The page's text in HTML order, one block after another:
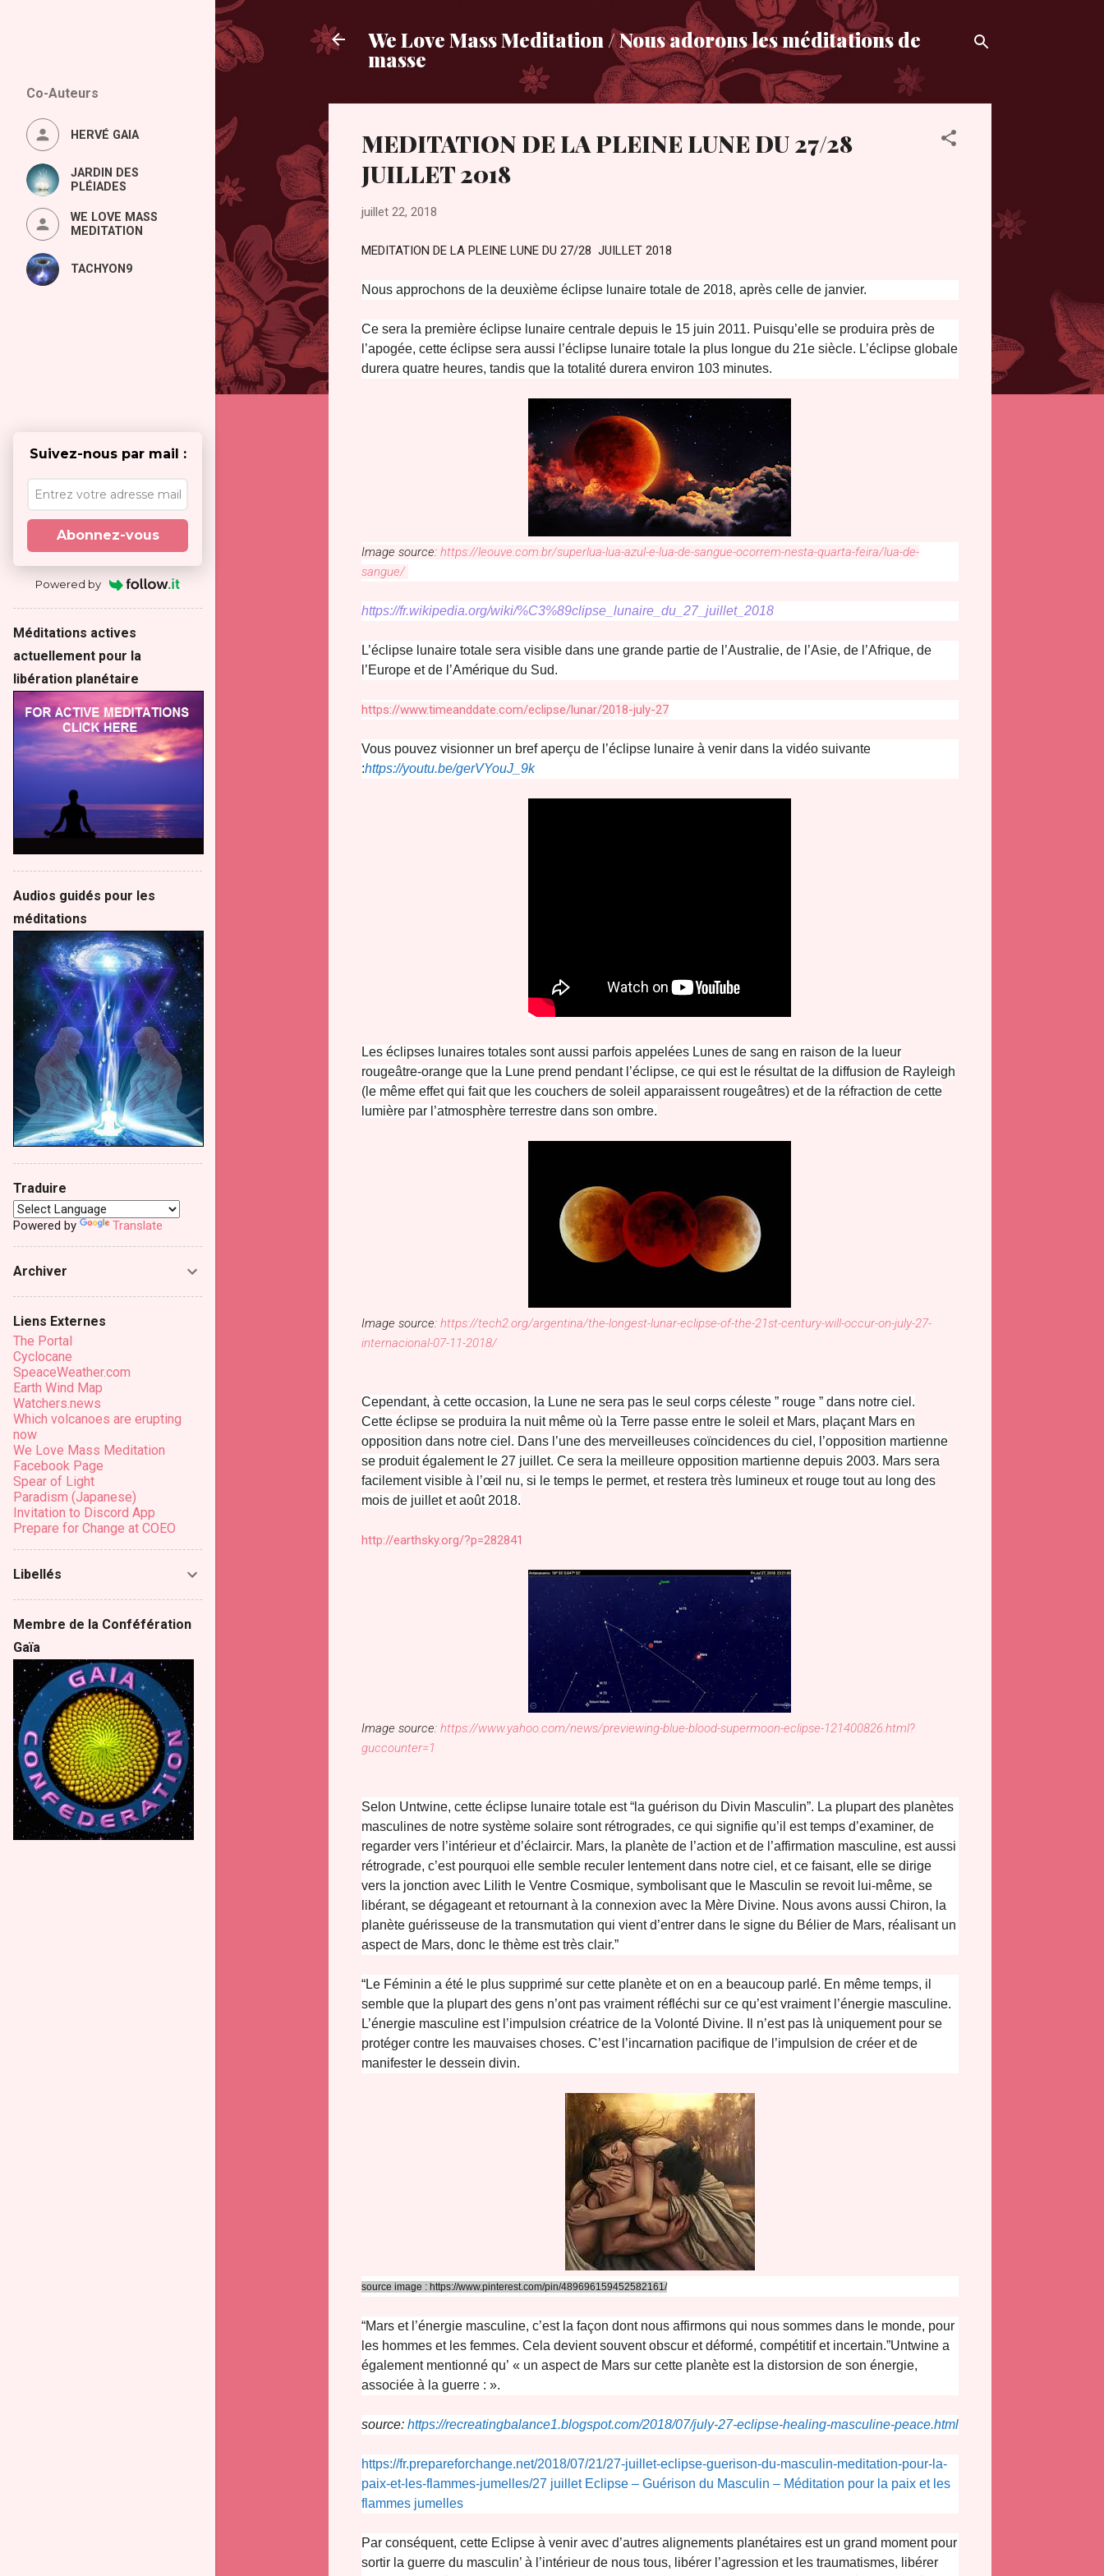
We Love Mass Meditation / Nous adorons les méditations de
masse
MEDITATION DE LA PLEINE LUNE DU 27/28
JUILLET 2018
juillet 22, 2018
MEDITATION DE LA PLEINE LUNE DU 27/28 JUILLET 2018
Nous approchons de la deuxième éclipse lunaire totale de 2018, après celle de janvier.
Ce sera la première éclipse lunaire centrale depuis le 15 juin 2011. Puisqu’elle se produira près de
l’apogée, cette éclipse sera aussi l’éclipse lunaire totale la plus longue du 21e siècle. L’éclipse globale
durera quatre heures, tandis que la totalité durera environ 103 minutes.
Image source: https://leouve.com.br/superlua-lua-azul-e-lua-de-sangue-ocorrem-nesta-quarta-feira/lua-de-
sangue/
https://fr.wikipedia.org/wiki/%C3%89clipse_lunaire_du_27_juillet_2018
L’éclipse lunaire totale sera visible dans une grande partie de l’Australie, de l’Asie, de l’Afrique, de
l’Europe et de l’Amérique du Sud.
https://www.timeanddate.com/eclipse/lunar/2018-july-27
Vous pouvez visionner un bref aperçu de l’éclipse lunaire à venir dans la vidéo suivante
:https://youtu.be/gerVYouJ_9k
Les éclipses lunaires totales sont aussi parfois appelées Lunes de sang en raison de la lueur
rougeâtre-orange que la Lune prend pendant l’éclipse, ce qui est le résultat de la diffusion de Rayleigh
(le même effet qui fait que les couchers de soleil apparaissent rougeâtres) et de la réfraction de cette
lumière par l’atmosphère terrestre dans son ombre.
Image source: https://tech2.org/argentina/the-longest-lunar-eclipse-of-the-21st-century-will-occur-on-july-27-
internacional-07-11-2018/
Cependant, à cette occasion, la Lune ne sera pas le seul corps céleste ” rouge ” dans notre ciel.
Cette éclipse se produira la nuit même où la Terre passe entre le soleil et Mars, plaçant Mars en
opposition dans notre ciel. Dans l’une des merveilleuses coïncidences du ciel, l’opposition martienne
se produit également le 27 juillet. Ce sera la meilleure opposition martienne depuis 2003. Mars sera
facilement visible à l’œil nu, si le temps le permet, et restera très lumineux et rouge tout au long des
mois de juillet et août 2018.
http://earthsky.org/?p=282841
Image source: https://www.yahoo.com/news/previewing-blue-blood-supermoon-eclipse-121400826.html?
guccounter=1
Selon Untwine, cette éclipse lunaire totale est “la guérison du Divin Masculin”. La plupart des planètes
masculines de notre système solaire sont rétrogrades, ce qui signifie qu’il est temps d’examiner, de
regarder vers l’intérieur et d’éclaircir. Mars, la planète de l’action et de l’affirmation masculine, est aussi
rétrograde, c’est pourquoi elle semble reculer lentement dans notre ciel, et ce faisant, elle se dirige
vers la jonction avec Lilith le Ventre Cosmique, symbolisant que le Masculin se revoit lui-même, se
libérant, se dégageant et retournant à la connexion avec la Mère Divine. Nous avons aussi Chiron, la
planète guérisseuse de la transmutation qui vient d’entrer dans le signe du Bélier de Mars, réalisant un
aspect de Mars, donc le thème est très clair.”
“Le Féminin a été le plus supprimé sur cette planète et on en a beaucoup parlé. En même temps, il
semble que la plupart des gens n’ont pas vraiment réfléchi sur ce qu’est vraiment l’énergie masculine.
L’énergie masculine est l’impulsion créatrice de la Volonté Divine. Il n’est pas là uniquement pour se
protéger contre les mauvaises choses. C’est l’incarnation pacifique de l’impulsion de créer et de
manifester le dessein divin.
source image : https://www.pinterest.com/pin/489696159452582161/
“Mars et l’énergie masculine, c’est la façon dont nous affirmons qui nous sommes dans le monde, pour
les hommes et les femmes. Cela devient souvent obscur et déformé, compétitif et incertain.”Untwine a
également mentionné qu’ « un aspect de Mars sur cette planète est la distorsion de son énergie,
associée à la guerre : ».
source: https://recreatingbalance1.blogspot.com/2018/07/july-27-eclipse-healing-masculine-peace.html
https://fr.prepareforchange.net/2018/07/21/27-juillet-eclipse-guerison-du-masculin-meditation-pour-la-
paix-et-les-flammes-jumelles/27 juillet Eclipse – Guérison du Masculin – Méditation pour la paix et les
flammes jumelles
Par conséquent, cette Eclipse à venir avec d’autres alignements planétaires est un grand moment pour
sortir la guerre du masculin’ à l’intérieur de nous tous, libérer l’agression et les traumatismes, libérer
Co-Auteurs
HERVÉ GAIA
JARDIN DES
PLÉIADES
WE LOVE MASS
MEDITATION
TACHYON9
Suivez-nous par mail :
Abonnez-vous
Powered by
Méditations actives
actuellement pour la
libération planétaire
Audios guidés pour les
méditations
Traduire
Powered by Translate
Archiver
Liens Externes
The Portal
Cyclocane
SpeaceWeather.com
Earth Wind Map
Watchers.news
Which volcanoes are erupting
now
We Love Mass Meditation
Facebook Page
Spear of Light
Paradism (Japanese)
Invitation to Discord App
Prepare for Change at COEO
Libellés
Membre de la Conféfération
Gaïa